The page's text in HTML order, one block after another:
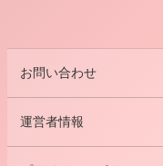
お問い合わせ
運営者情報